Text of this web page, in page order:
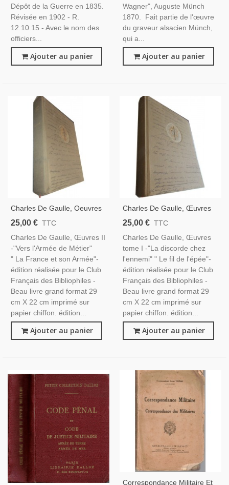
Dépôt de la Guerre en 1835.
Révisée en 1902 - R.
12.10.15 - Avec le nom des
officiers...
Ajouter au panier
Wagner", Auguste Münch
1870. Fait partie de l'œuvre
du graveur alsacien Münch,
qui a...
Ajouter au panier
Charles De Gaulle, Oeuvres
II, Vers L'Armée De Métier,
1963 - Général De Gaulle,
25,00 € TTC
Charles De Gaulle, Œuvres II
-"Vers l'Armée de Métier"
" La France et son Armée"-
édition réalisée pour le Club
Français des Bibliophiles -
Beau livre grand format 29
cm X 22 cm imprimé sur
papier chiffon. édition...
Ajouter au panier
Charles De Gaulle, Œuvres
TI, La Discorde Chez
1963 - Armée, Guerre 1914
1918
25,00 € TTC
Charles De Gaulle, Œuvres
tome I -"La discorde chez
l'ennemi" " Le fil de l'épée"-
édition réalisée pour le Club
Français des Bibliophiles -
Beau livre grand format 29
cm X 22 cm imprimé sur
papier chiffon. édition...
Ajouter au panier
Correspondance Militaire Et